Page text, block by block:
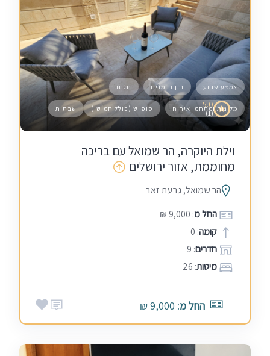
5.0
(1)
אמצע שבוע בין הזמנים חגים
מלונות ומתחמי אירוח סופ"ש (כולל חמישי) שבתות
וילת היוקרה, הר שמואל עם בריכה
מחוממת, אזור ירושלים
הר שמואל, גבעת זאב
החל מ: 9,000 ₪
קומה: 0
חדרים: 9
מיטות: 26
החל מ: 9,000 ₪